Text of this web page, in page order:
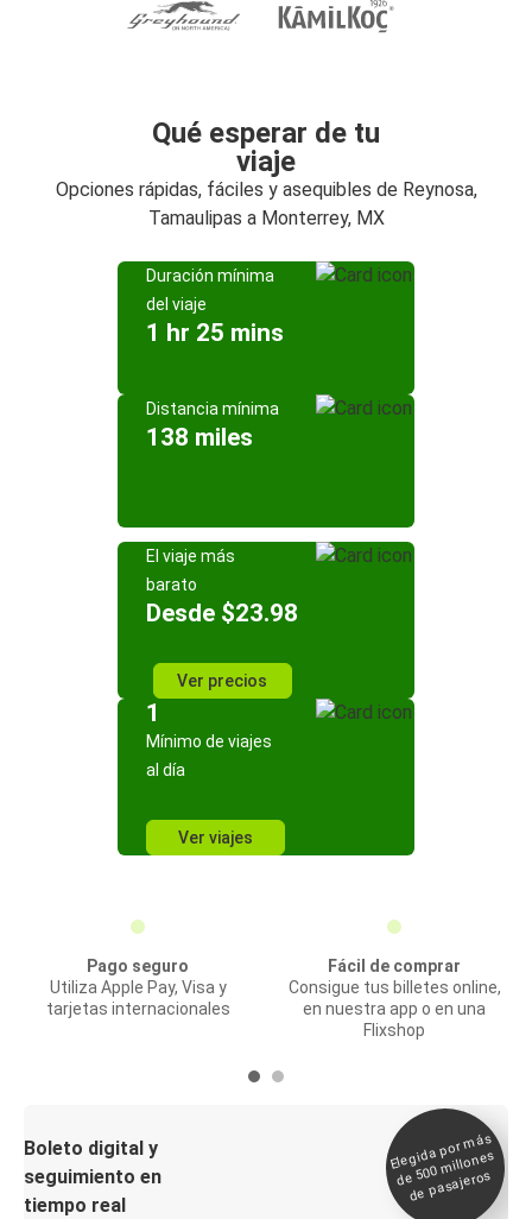
Qué esperar de tu
viaje
Opciones rápidas, fáciles y asequibles de Reynosa,
Tamaulipas a Monterrey, MX
Duración mínima
del viaje
1 hr 25 mins
Distancia mínima
138 miles
El viaje más
barato
Desde $23.98
Ver precios
1
Mínimo de viajes
al día
Ver viajes
Pago seguro
Utiliza Apple Pay, Visa y
tarjetas internacionales
Fácil de comprar
Consigue tus billetes online,
en nuestra app o en una
Flixshop
Boleto digital y
seguimiento en
tiempo real
Elegida por
más
de 500
millones
de pasajeros